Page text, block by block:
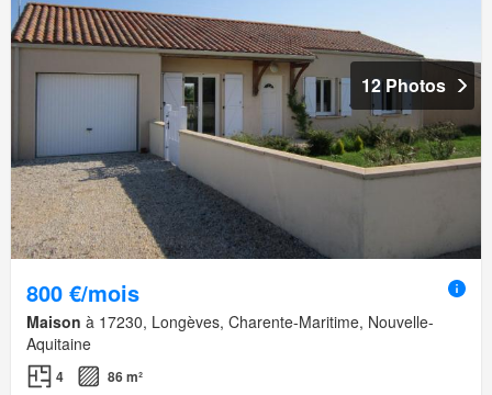
12 Photos
800 €/mois
Maison à 17230, Longèves, Charente-Maritime, Nouvelle-
Aquitaine
4 86 m²